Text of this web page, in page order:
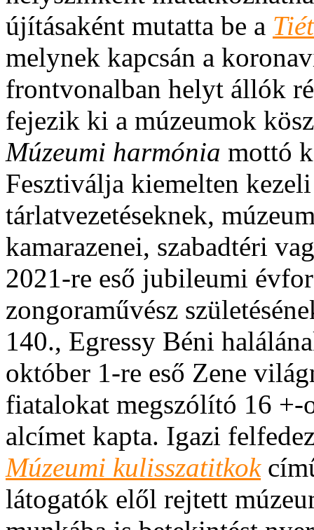
újításaként mutatta be a
melynek kapcsán a
frontvonalban helyt állók
fejezik ki a múzeumok
Múzeumi harmónia mottó
Fesztiválja kiemelten kezeli
tárlatvezetéseknek,
kamarazenei, szabadtéri
2021-re eső jubileumi
zongoraművész
140., Egressy Béni
október 1-re eső Zene
fiatalokat megszólító 16
alcímet kapta. Igazi
Múzeumi kulisszatitkok
látogatók elől rejtett